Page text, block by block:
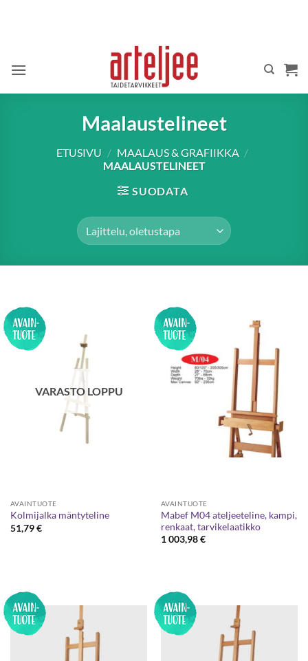
Maalaustelineet
ETUSIVU / MAALAUS & GRAFIIKKA /
MAALAUSTELINEET
SUODATA
VARASTO LOPPU
AVAINTUOTE
Kolmijalka mäntyteline
51,79€
AVAINTUOTE
Mabef M04 ateljeeteline, kampi,
renkaat, tarvikelaatikko
1 003,98€